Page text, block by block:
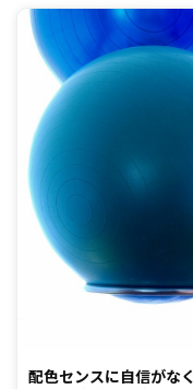
配色センスに自信がな